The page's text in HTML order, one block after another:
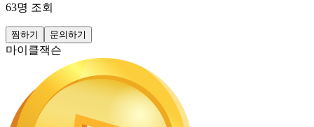
63명 조회
찜하기 문의하기
마이클잭슨